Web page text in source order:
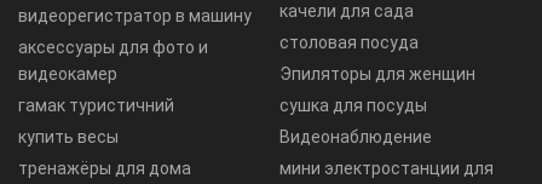
видеорегистратор в машину
аксессуары для фото и
видеокамер
гамак туристичний
купить весы
тренажёры для дома
качели для сада
столовая посуда
Эпиляторы для женщин
сушка для посуды
Видеонаблюдение
мини электростанции для